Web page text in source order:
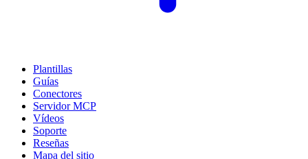
Plantillas
Guías
Conectores
Servidor MCP
Vídeos
Soporte
Reseñas
Mapa del sitio